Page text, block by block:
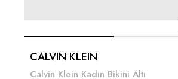
CALVIN KLEIN
Calvin Klein Kadın Bikini Altı